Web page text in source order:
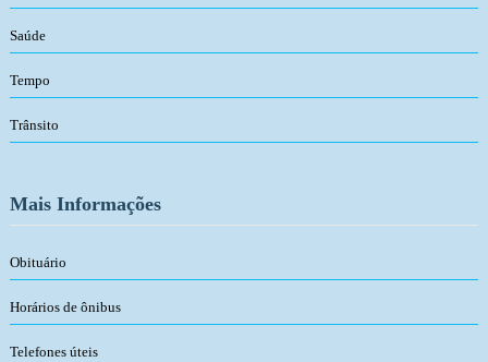
Saúde
Tempo
Trânsito
Mais Informações
Obituário
Horários de ônibus
Telefones úteis